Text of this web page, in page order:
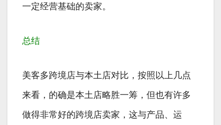
一定经营基础的卖家。
总结
美客多跨境店与本土店对比，按照以上几点
来看，的确是本土店略胜一筹，但也有许多
做得非常好的跨境店卖家，这与产品、运